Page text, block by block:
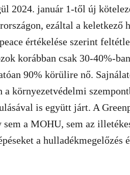
2024. január 1-től új
ezáltal a keletkező
értékelése szerint
korábban csak 30-40%-
90% körülire nő.
a környezetvédelmi
is együtt járt. A
a MOHU, sem az
a hulladékmegelőzés